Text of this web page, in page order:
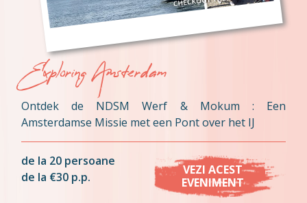
Exploring Amsterdam
Ontdek de NDSM Werf & Mokum : Een
Amsterdamse Missie met een Pont over het IJ
de la 20 persoane
de la €30 p.p.
VEZI ACEST
EVENIMENT